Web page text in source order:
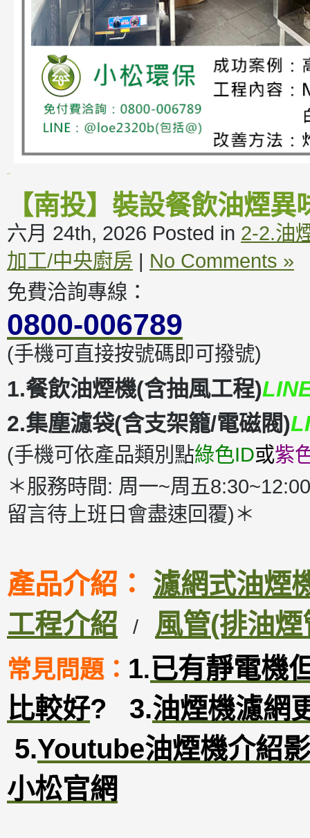
【南投】裝設餐飲油煙
六月 24th, 2026 Posted in 2-2.油
加工/中央廚房 | No Comments »
免費洽詢專線：
0800-006789
(手機可直接按號碼即可撥號)
1.餐飲油煙機(含抽風工程)
2.集塵濾袋(含支架籠/電磁閥)
(手機可依產品類別點綠色ID或紫
＊服務時間: 周一~周五
留言待上班日會盡速回覆)＊
產品介紹： 濾網式油煙
工程介紹
/ 風管(排油煙
常見問題： 1.已有靜電機
比較好? 3.油煙機濾網
5.Youtube油煙機介紹
小松官網